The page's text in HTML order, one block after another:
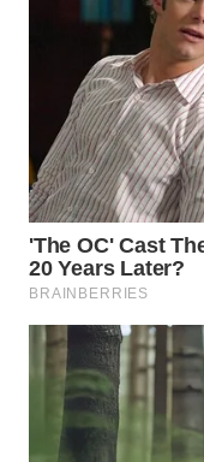
KUNINGAN
WN
MAJALENGKA
WN
SUBANG
SUKABUMI
WN
PURWAKARTA